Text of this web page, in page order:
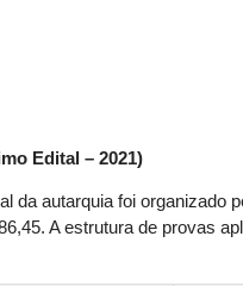
Edital – 2021)
da autarquia foi organizado
A estrutura de provas